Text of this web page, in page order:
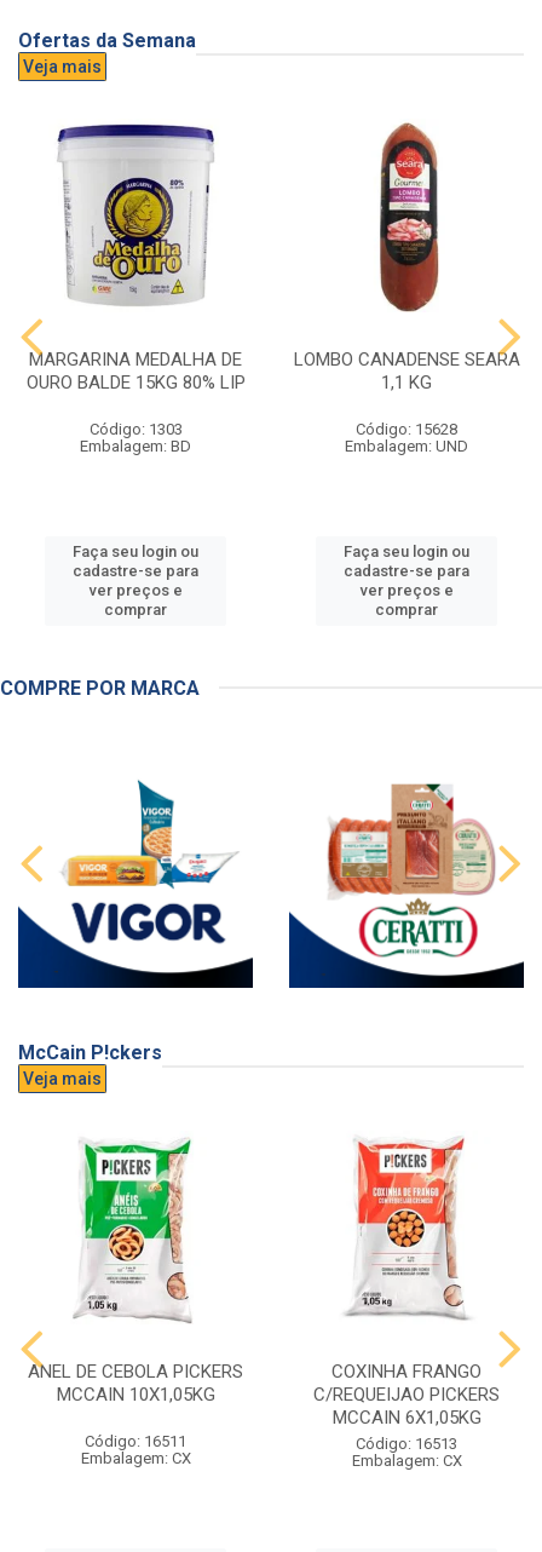
Ofertas da Semana
Veja mais
MARGARINA MEDALHA DE
OURO BALDE 15KG 80% LIP
Código: 1303
Embalagem: BD
Faça seu login ou
cadastre-se para
ver preços e
comprar
LOMBO CANADENSE SEARA
1,1 KG
Código: 15628
Embalagem: UND
Faça seu login ou
cadastre-se para
ver preços e
comprar
COMPRE POR MARCA
McCain P!ckers
Veja mais
ANEL DE CEBOLA PICKERS
MCCAIN 10X1,05KG
Código: 16511
Embalagem: CX
COXINHA FRANGO
C/REQUEIJAO PICKERS
MCCAIN 6X1,05KG
Código: 16513
Embalagem: CX